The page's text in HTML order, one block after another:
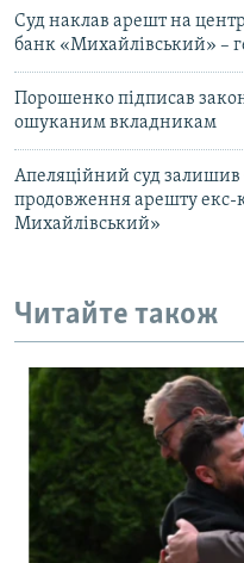
Суд наклав арешт на центр
банк «Михайлівський» –
Порошенко підписав
ошуканим вкладникам
Апеляційний суд
продовження арешту екс-
Михайлівський»
Читайте також